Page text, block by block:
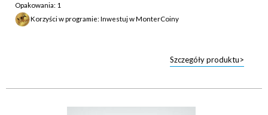
Opakowania: 1
Korzyści w programie: Inwestuj w MonterCoiny
Szczegóły produktu>